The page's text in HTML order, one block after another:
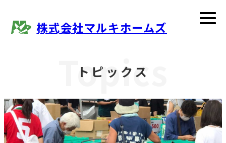
株式会社マルキホームズ
トピックス
Topics